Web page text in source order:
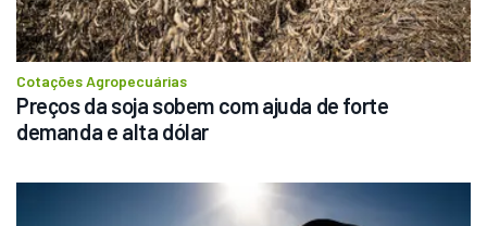
Cotações Agropecuárias
Preços da soja sobem com ajuda de forte
demanda e alta dólar